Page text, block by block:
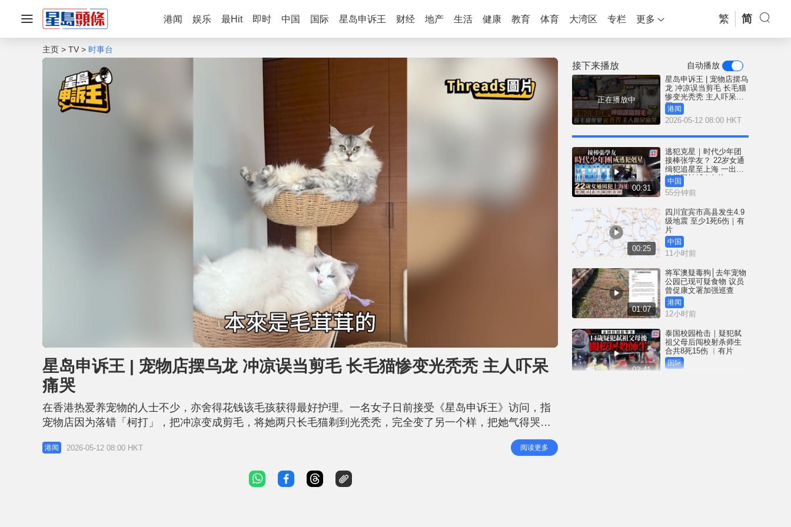
港闻 娱乐 最Hit 即时 中国 国际 星岛申诉王 财经 地产 生活 健康 教育 体育 大湾区 专栏 更多 繁 简
主页 TV 时事台
n
u
t
e
o
5
%
星岛申诉王 | 宠物店摆乌龙 冲凉误当剪毛 长毛猫惨变光秃秃 主人吓呆
痛哭
在香港热爱养宠物的人士不少，亦舍得花钱该毛孩获得最好护理。一名女子日前接受《星岛申诉王》访问，指
宠物店因为落错「柯打」，把冲凉变成剪毛，将她两只长毛猫剃到光秃秃，完全变了另一个样，把她气得哭了
两天，担心猫猫之后的健康发展。 做文职工作的Carmen，养了一只缅因猫和一只布偶猫，分别叫Luigi和
Luna。Carmen说两只猫都是长毛猫，她一直把猫毛打理得很好，没有皮肤病，所以她们很少冲凉，「早前因
港闻 2026-05-12 08:00 HKT 阅读更多
接下来播放 自动播放
正在播放中
星岛申诉王 | 宠物店摆乌
龙 冲凉误当剪毛 长毛猫
惨变光秃秃 主人吓呆痛
哭
港闻
2026-05-12 08:00 HKT
00:31
逃犯克星｜时代少年团
接棒张学友？ 22岁女通
缉犯追星至上海 一出地
铁闸即被捕 | 有片
中国
55分钟前
00:25
四川宜宾市高县发生4.9
级地震 至少1死6伤｜有
片
中国
11小时前
01:07
将军澳疑毒狗│去年宠物
公园已现可疑食物 议员
曾促康文署加强巡查
港闻
12小时前
02:41
泰国校园枪击｜疑犯弑
祖父母后闯校射杀师生
合共8死15伤 ︱有片
国际